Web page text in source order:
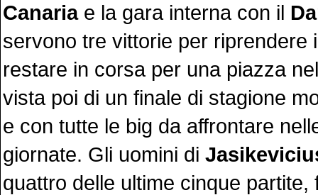
Canariae la gara interna con il
servono tre vittorie per riprendere
restare in corsa per una piazza
vista poi di un finale di stagione
e con tutte le big da affrontare
giornate. Gli uomini di
quattro delle ultime cinque partite,